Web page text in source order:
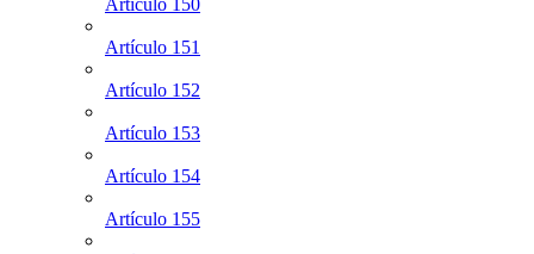
Artículo 151
Artículo 152
Artículo 153
Artículo 154
Artículo 155